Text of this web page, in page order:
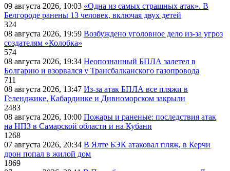
09 августа 2026, 10:03 «Одна из самых страшных атак». В
Белгороде ранены 13 человек, включая двух детей
324
08 августа 2026, 19:59 Возбуждено уголовное дело из-за угроз
создателям «Колобка»
574
08 августа 2026, 19:34 Неопознанный БПЛА залетел в
Болгарию и взорвался у Трансбалканского газопровода
711
08 августа 2026, 13:47 Из-за атак БПЛА все пляжи в
Геленджике, Кабардинке и Дивноморском закрыли
2483
08 августа 2026, 10:00 Пожары и раненые: последствия атак
на НПЗ в Самарской области и на Кубани
1268
07 августа 2026, 20:34 В Ялте БЭК атаковал пляж, в Керчи
дрон попал в жилой дом
1869